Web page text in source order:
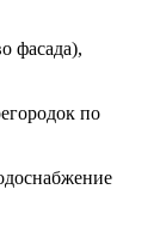
фасада),
по